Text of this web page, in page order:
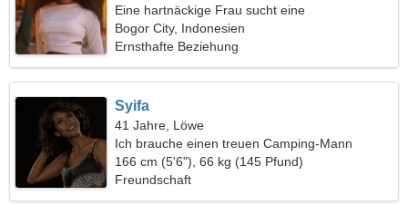
Eine hartnäckige Frau sucht eine
leidenschaftliche Beziehung
Bogor City, Indonesien
Ernsthafte Beziehung
Syifa
41 Jahre, Löwe
Ich brauche einen treuen Camping-Mann
166 cm (5'6"), 66 kg (145 Pfund)
Freundschaft